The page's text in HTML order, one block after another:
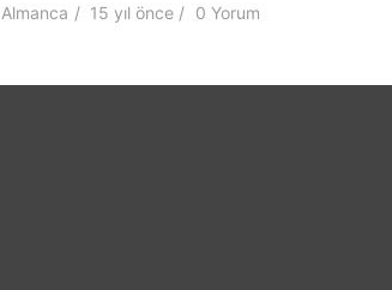
Almanca 15 yılönce 0 Yorum